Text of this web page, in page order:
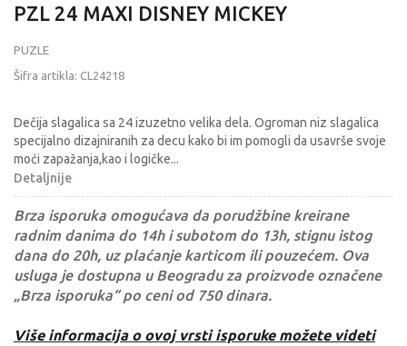
PZL 24 MAXI DISNEY MICKEY
PUZLE
Šifra artikla: CL24218
Dečija slagalica sa 24 izuzetno velika dela. Ogroman niz slagalica
specijalno dizajniranih za decu kako bi im pomogli da usavrše svoje
moći zapažanja,kao i logičke...
Detaljnije
Brza isporuka omogućava da porudžbine kreirane
radnim danima do 14h i subotom do 13h, stignu istog
dana do 20h, uz plaćanje karticom ili pouzećem. Ova
usluga je dostupna u Beogradu za proizvode označene
„Brza isporuka“ po ceni od 750 dinara.
Više informacija o ovoj vrsti isporuke možete videti